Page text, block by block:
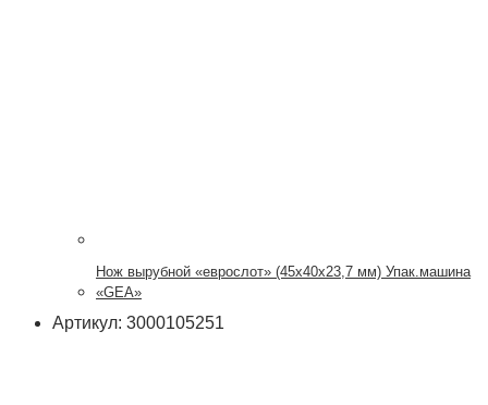
Нож вырубной «еврослот» (45х40х23,7 мм) Упак.машина
«GEA»
Артикул: 3000105251